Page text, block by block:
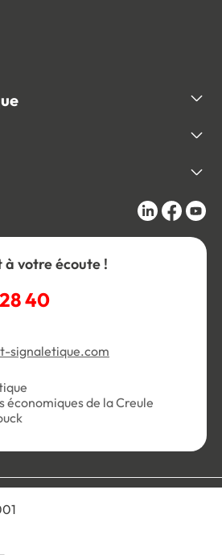
à votre écoute !
40
signaletique.com
économiques de la Creule